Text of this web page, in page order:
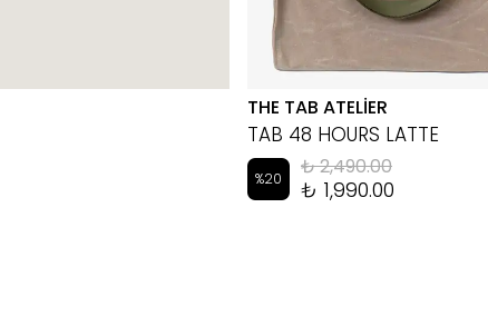
THE TAB ATELİER
TAB 48 HOURS LATTE
%20 ₺ 2,490.00
₺ 1,990.00